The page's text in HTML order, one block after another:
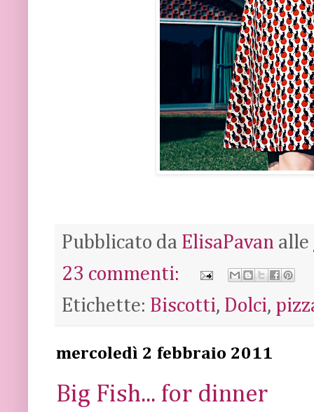
Pubblicato da ElisaPavan alle
23 commenti:
Etichette: Biscotti, Dolci,
mercoledì 2 febbraio 2011
Big Fish... for dinner